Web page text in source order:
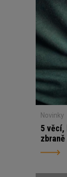
Novinky
5 věcí,